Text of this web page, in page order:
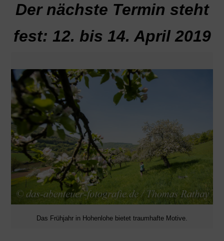
Der nächste Termin steht
fest: 12. bis 14. April 2019
Das Frühjahr in Hohenlohe bietet traumhafte Motive.